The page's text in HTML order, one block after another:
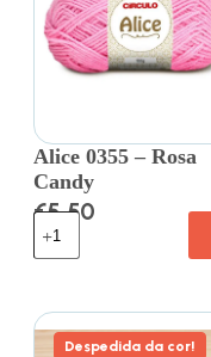
Alice 0355 – Rosa
Candy
€5.50
Despedida da cor!